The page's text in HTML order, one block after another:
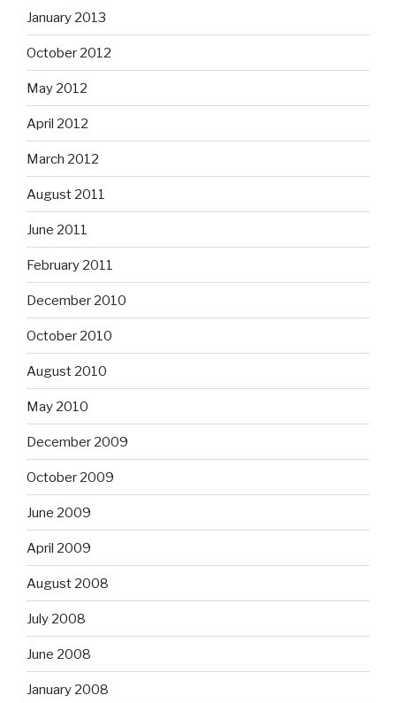
January 2013
October 2012
May 2012
April 2012
March 2012
August 2011
June 2011
February 2011
December 2010
October 2010
August 2010
May 2010
December 2009
October 2009
June 2009
April 2009
August 2008
July 2008
June 2008
January 2008